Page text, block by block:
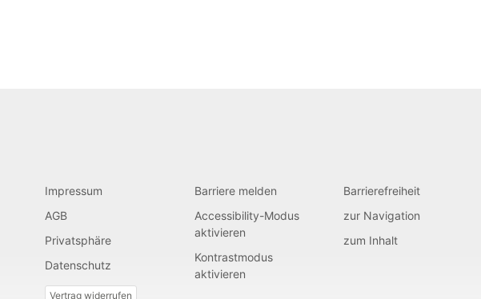
Impressum
AGB
Privatsphäre
Datenschutz
Vertrag widerrufen
Barriere melden
Accessibility-Modus
aktivieren
Kontrastmodus
aktivieren
Barrierefreiheit
zur Navigation
zum Inhalt